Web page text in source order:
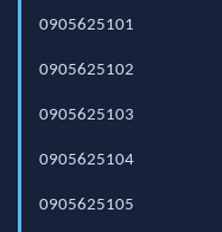
0905625101
0905625102
0905625103
0905625104
0905625105